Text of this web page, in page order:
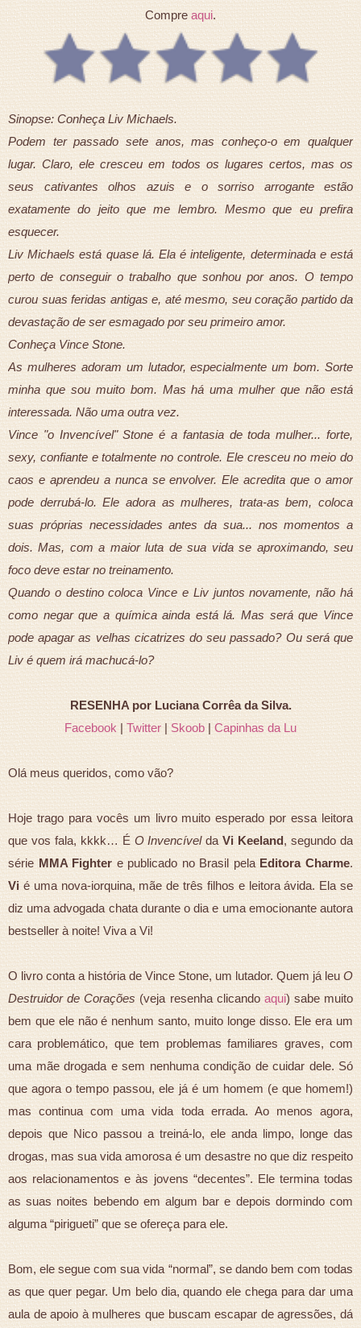
Compre aqui.
Sinopse: Conheça Liv Michaels.
Podem ter passado sete anos, mas conheço-o em qualquer
lugar. Claro, ele cresceu em todos os lugares certos, mas os
seus cativantes olhos azuis e o sorriso arrogante estão
exatamente do jeito que me lembro. Mesmo que eu prefira
esquecer.
Liv Michaels está quase lá. Ela é inteligente, determinada e está
perto de conseguir o trabalho que sonhou por anos. O tempo
curou suas feridas antigas e, até mesmo, seu coração partido da
devastação de ser esmagado por seu primeiro amor.
Conheça Vince Stone.
As mulheres adoram um lutador, especialmente um bom. Sorte
minha que sou muito bom. Mas há uma mulher que não está
interessada. Não uma outra vez.
Vince "o Invencível" Stone é a fantasia de toda mulher... forte,
sexy, confiante e totalmente no controle. Ele cresceu no meio do
caos e aprendeu a nunca se envolver. Ele acredita que o amor
pode derrubá-lo. Ele adora as mulheres, trata-as bem, coloca
suas próprias necessidades antes da sua... nos momentos a
dois. Mas, com a maior luta de sua vida se aproximando, seu
foco deve estar no treinamento.
Quando o destino coloca Vince e Liv juntos novamente, não há
como negar que a química ainda está lá. Mas será que Vince
pode apagar as velhas cicatrizes do seu passado? Ou será que
Liv é quem irá machucá-lo?
RESENHA por Luciana Corrêa da Silva.
Facebook |Twitter|Skoob|Capinhas da Lu
Olá meus queridos, como vão?
Hoje trago para vocês um livro muito esperado por essa leitora
que vos fala, kkkk… É O InvencíveldaVi Keeland, segundo da
série MMA Fightere publicado no Brasil pelaEditora Charme.
Vié uma nova-iorquina, mãe de três filhos e leitora ávida. Ela se
diz uma advogada chata durante o dia e uma emocionante autora
bestseller à noite! Viva a Vi!
O livro conta a história de Vince Stone, um lutador. Quem já leuO
Destruidor de Corações (veja resenha clicandoaqui) sabe muito
bem que ele não é nenhum santo, muito longe disso. Ele era um
cara problemático, que tem problemas familiares graves, com
uma mãe drogada e sem nenhuma condição de cuidar dele. Só
que agora o tempo passou, ele já é um homem (e que homem!)
mas continua com uma vida toda errada. Ao menos agora,
depois que Nico passou a treiná-lo, ele anda limpo, longe das
drogas, mas sua vida amorosa é um desastre no que diz respeito
aos relacionamentos e às jovens “decentes”. Ele termina todas
as suas noites bebendo em algum bar e depois dormindo com
alguma “pirigueti” que se ofereça para ele.
Bom, ele segue com sua vida “normal”, se dando bem com todas
as que quer pegar. Um belo dia, quando ele chega para dar uma
aula de apoio à mulheres que buscam escapar de agressões, dá